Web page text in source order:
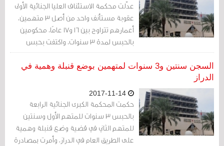
عدّلت محكمة الاستئناف العليا الجنائية الأولى
عقوبة مستأنف واحد من أصل 3 متهمين،
أعمارهم تتراوح بين 16 و17 عامًا، محكومين
بالحبس لمدة 3 سنوات، واكتفت بحبس
المستأنف لمدة سنتين فقط عما أسند إليه
من اتهامات تتمثل في محاولة تفجير
السجن سنتين و3 سنوات لمتهمين بوضع قنبلة وهمية في
الدراز
حكمت المحكمة الكبرى الجنائية الرابعة
بالحبس 3 سنوات للمتهم الأول وسنتين
للمتهم الثاني في قضية وضع قنبلة وهمية
على الطريق العام في الدراز، وأمرت بمصادرة